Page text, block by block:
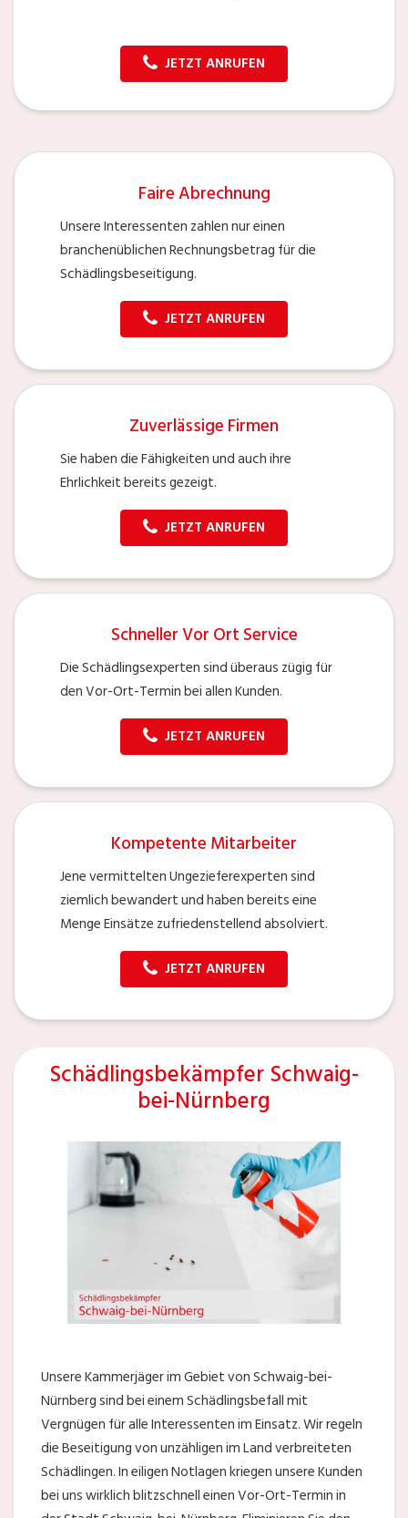
JETZT ANRUFEN
Faire Abrechnung
Unsere Interessenten zahlen nur einen
branchenüblichen Rechnungsbetrag für die
Schädlingsbeseitigung.
JETZT ANRUFEN
Zuverlässige Firmen
Sie haben die Fähigkeiten und auch ihre
Ehrlichkeit bereits gezeigt.
JETZT ANRUFEN
Schneller Vor Ort Service
Die Schädlingsexperten sind überaus zügig für
den Vor-Ort-Termin bei allen Kunden.
JETZT ANRUFEN
Kompetente Mitarbeiter
Jene vermittelten Ungezieferexperten sind
ziemlich bewandert und haben bereits eine
Menge Einsätze zufriedenstellend absolviert.
JETZT ANRUFEN
Schädlingsbekämpfer Schwaig-
bei-Nürnberg
Unsere Kammerjäger im Gebiet von Schwaig-bei-
Nürnberg sind bei einem Schädlingsbefall mit
Vergnügen für alle Interessenten im Einsatz. Wir regeln
die Beseitigung von unzähligen im Land verbreiteten
Schädlingen. In eiligen Notlagen kriegen unsere Kunden
bei uns wirklich blitzschnell einen Vor-Ort-Termin in